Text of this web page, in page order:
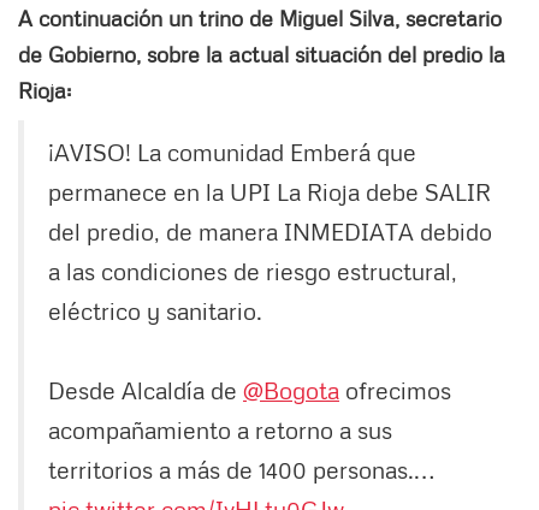
A continuación un trino de Miguel Silva, secretario
de Gobierno, sobre la actual situación del predio la
Rioja:
¡AVISO! La comunidad Emberá que
permanece en la UPI La Rioja debe SALIR
del predio, de manera INMEDIATA debido
a las condiciones de riesgo estructural,
eléctrico y sanitario.
Desde Alcaldía de @Bogota ofrecimos
acompañamiento a retorno a sus
territorios a más de 1400 personas.…